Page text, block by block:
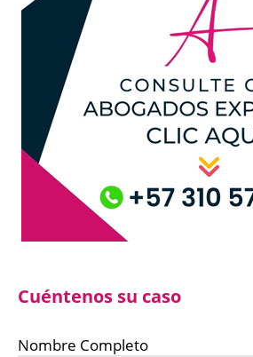
Cuéntenos su caso
Nombre Completo